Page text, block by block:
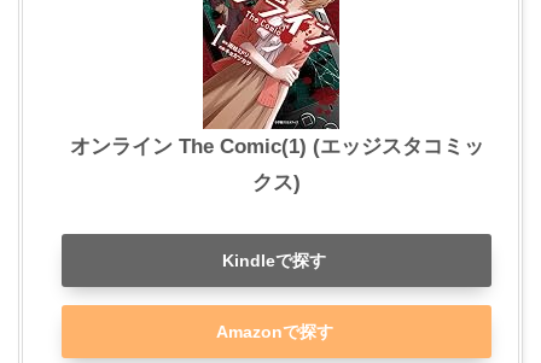
オンライン The Comic(1) (エッジスタコミッ
クス)
Kindleで探す
Amazonで探す